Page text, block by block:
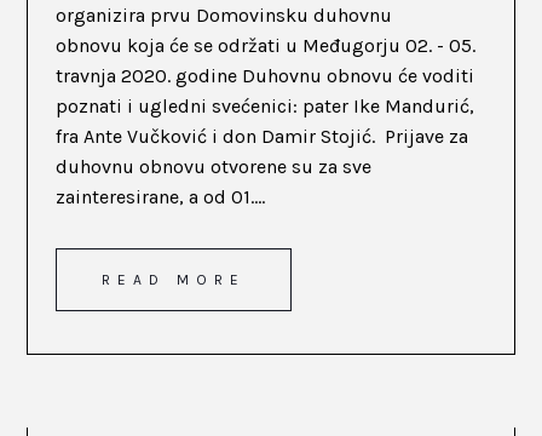
organizira prvu Domovinsku duhovnu
obnovu koja će se održati u Međugorju 02. - 05.
travnja 2020. godine Duhovnu obnovu će voditi
poznati i ugledni svećenici: pater Ike Mandurić,
fra Ante Vučković i don Damir Stojić. Prijave za
duhovnu obnovu otvorene su za sve
zainteresirane, a od 01....
READ MORE